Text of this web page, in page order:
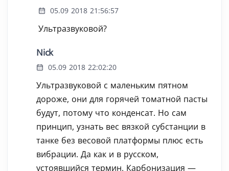
05.09 2018 21:56:57
Ультразвуковой?
Nick
05.09 2018 22:02:20
Ультразвуковой с маленьким пятном
дороже, они для горячей томатной пасты
будут, потому что конденсат. Но сам
принцип, узнать вес вязкой субстанции в
танке без весовой платформы плюс есть
вибрации. Да как и в русском,
устоявшийся термин. Карбонизация —